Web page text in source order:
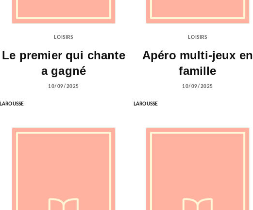
LOISIRS
Le premier qui chante
a gagné
10/09/2025
LAROUSSE
LOISIRS
Apéro multi-jeux en
famille
10/09/2025
LAROUSSE